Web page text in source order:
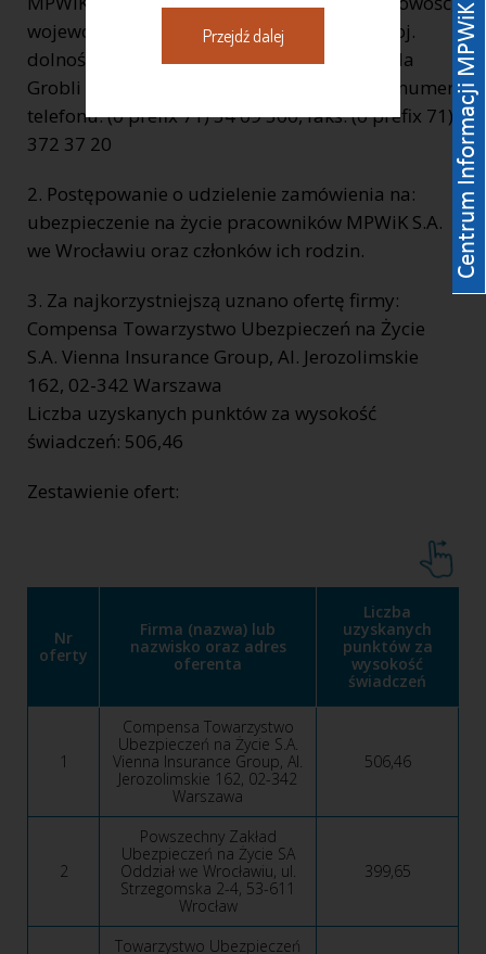
województwo, powiat: 50 – 421 Wrocław, woj.
dolnośląskie, ulica, nr domu, nr lokalu: ul. Na
Grobli 14/16, internet: www.mpwik.wroc.pl numer
telefonu: (0 prefix 71) 34 09 500, faks: (0 prefix 71)
372 37 20
2. Postępowanie o udzielenie zamówienia na:
ubezpieczenie na życie pracowników MPWiK S.A.
we Wrocławiu oraz członków ich rodzin.
3. Za najkorzystniejszą uznano ofertę firmy:
Compensa Towarzystwo Ubezpieczeń na Życie
S.A. Vienna Insurance Group, Al. Jerozolimskie
162, 02-342 Warszawa
Liczba uzyskanych punktów za wysokość
świadczeń: 506,46
Zestawienie ofert:
Nr
oferty
Firma (nazwa) lub
nazwisko oraz adres
oferenta
Liczba
uzyskanych
punktów za
wysokość
świadczeń
1
Compensa Towarzystwo
Ubezpieczeń na Życie S.A.
Vienna Insurance Group, Al.
Jerozolimskie 162, 02-342
Warszawa
506,46
2
Powszechny Zakład
Ubezpieczeń na Życie SA
Oddział we Wrocławiu, ul.
Strzegomska 2-4, 53-611
Wrocław
399,65
Towarzystwo Ubezpieczeń
Przejdź dalej